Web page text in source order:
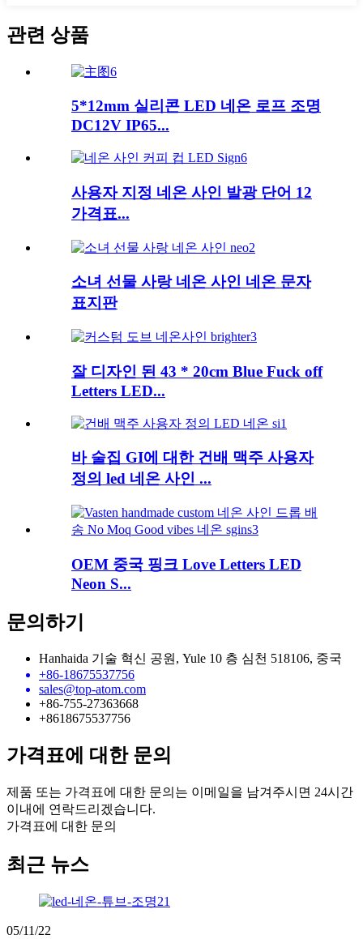
관련 상품
5*12mm 실리콘 LED 네온 로프 조명
DC12V IP65...
사용자 지정 네온 사인 발광 단어 12
가격표...
소녀 선물 사랑 네온 사인 네온 문자
표지판
잘 디자인 된 43 * 20cm Blue Fuck off
Letters LED...
바 술집 GI에 대한 건배 맥주 사용자
정의 led 네온 사인 ...
OEM 중국 핑크 Love Letters LED
Neon S...
문의하기
Hanhaida 기술 혁신 공원, Yule 10 층 심천 518106, 중국
+86-18675537756
sales@top-atom.com
+86-755-27363668
+8618675537756
가격표에 대한 문의
제품 또는 가격표에 대한 문의는 이메일을 남겨주시면 24시간
이내에 연락드리겠습니다.
가격표에 대한 문의
최근 뉴스
05/11/22